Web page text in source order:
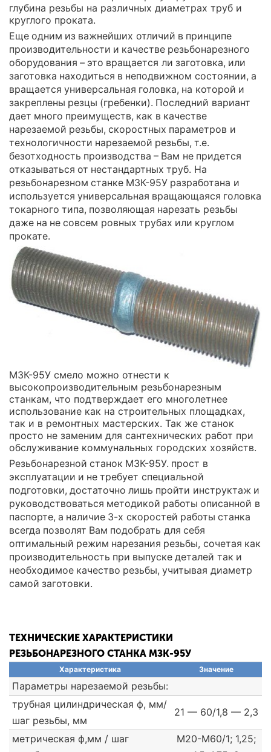
глубина резьбы на различных диаметрах труб и
круглого проката.
Еще одним из важнейших отличий в принципе
производительности и качестве резьбонарезного
оборудования – это вращается ли заготовка, или
заготовка находиться в неподвижном состоянии, а
вращается универсальная головка, на которой и
закреплены резцы (гребенки). Последний вариант
дает много преимуществ, как в качестве
нарезаемой резьбы, скоростных параметров и
технологичности нарезаемой резьбы, т.е.
безотходность производства – Вам не придется
отказываться от нестандартных труб. На
резьбонарезном станке МЗК-95У разработана и
используется универсальная вращающаяся головка
токарного типа, позволяющая нарезать резьбы
даже на не совсем ровных трубах или круглом
прокате.
МЗК-95У смело можно отнести к
высокопроизводительным резьбонарезным
станкам, что подтверждает его многолетнее
использование как на строительных площадках,
так и в ремонтных мастерских. Так же станок
просто не заменим для сантехнических работ при
обслуживание коммунальных городских хозяйств.
Резьбонарезной станок МЗК-95У. прост в
эксплуатации и не требует специальной
подготовки, достаточно лишь пройти инструктаж и
руководствоваться методикой работы описанной в
паспорте, а наличие 3-х скоростей работы станка
всегда позволят Вам подобрать для себя
оптимальный режим нарезания резьбы, сочетая как
производительность при выпуске деталей так и
необходимое качество резьбы, учитывая диаметр
самой заготовки.
ТЕХНИЧЕСКИЕ ХАРАКТЕРИСТИКИ
РЕЗЬБОНАРЕЗНОГО СТАНКА МЗК-95У
Характеристика Значение
Параметры нарезаемой резьбы:
трубная цилиндрическая ф, мм/
шаг резьбы, мм
21 — 60/1,8 — 2,3
метрическая ф,мм / шаг
М20-М60/1; 1,25;